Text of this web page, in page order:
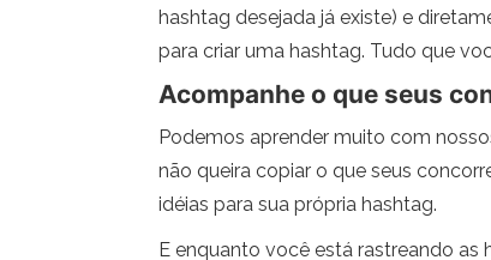
hashtag desejada já existe) e
para criar uma hashtag. Tudo que
Acompanhe o que seus
Podemos aprender muito com
não queira copiar o que seus
idéias para sua própria hashtag.
E enquanto você está rastreando as